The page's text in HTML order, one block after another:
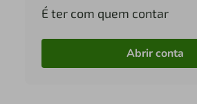
É ter com quem contar
Abrir conta